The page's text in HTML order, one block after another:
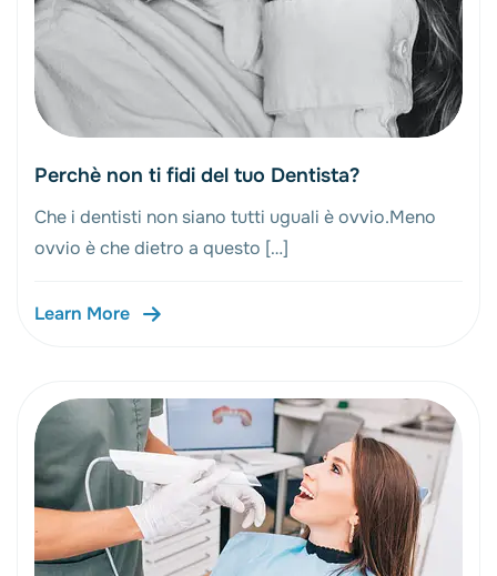
Perchè non ti fidi del tuo Dentista?
Che i dentisti non siano tutti uguali è ovvio.Meno
ovvio è che dietro a questo […]
Learn More